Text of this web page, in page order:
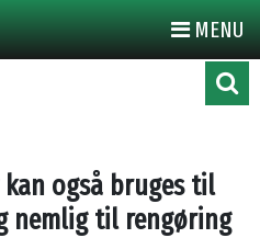
MENU
også bruges til
nemlig til rengøring